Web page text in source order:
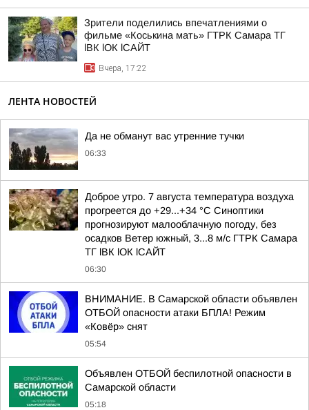
Зрители поделились впечатлениями о
фильме «Коськина мать» ГТРК Самара ТГ
lВК lОК lСАЙТ
Вчера, 17:22
ЛЕНТА НОВОСТЕЙ
Да не обманут вас утренние тучки
06:33
Доброе утро. 7 августа температура воздуха
прогреется до +29...+34 °C Синоптики
прогнозируют малооблачную погоду, без
осадков Ветер южный, 3...8 м/с ГТРК Самара
ТГ lВК lОК lСАЙТ
06:30
ВНИМАНИЕ. В Самарской области объявлен
ОТБОЙ опасности атаки БПЛА! Режим
«Ковёр» снят
05:54
Объявлен ОТБОЙ беспилотной опасности в
Самарской области
05:18